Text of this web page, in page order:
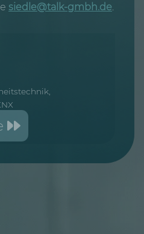
siedle@talk-gmbh.de